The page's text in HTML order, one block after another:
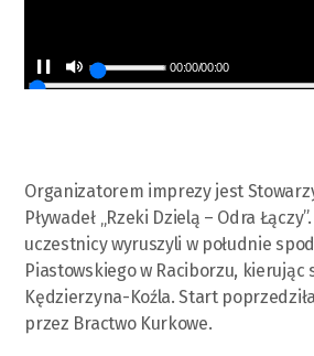
00:00/00:00
Organizatorem imprezy jest
Pływadeł „Rzeki Dzielą – Odra
uczestnicy wyruszyli w południe
Piastowskiego w Raciborzu, kierując
Kędzierzyna-Koźla. Start
przez Bractwo Kurkowe.